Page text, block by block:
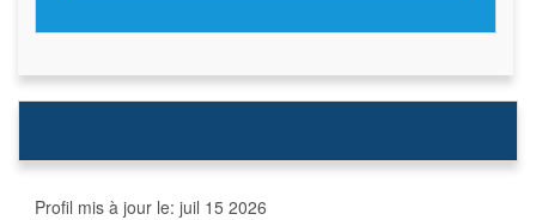
Profil mis à jour le: juil 15 2026